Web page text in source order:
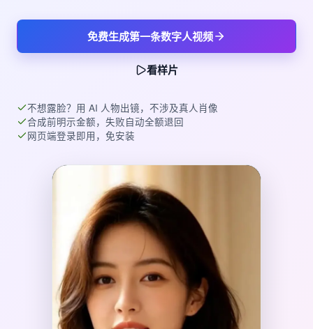
免费生成第一条数字人视频
看样片
不想露脸？用 AI 人物出镜，不涉及真人肖像
合成前明示金额，失败自动全额退回
网页端登录即用，免安装